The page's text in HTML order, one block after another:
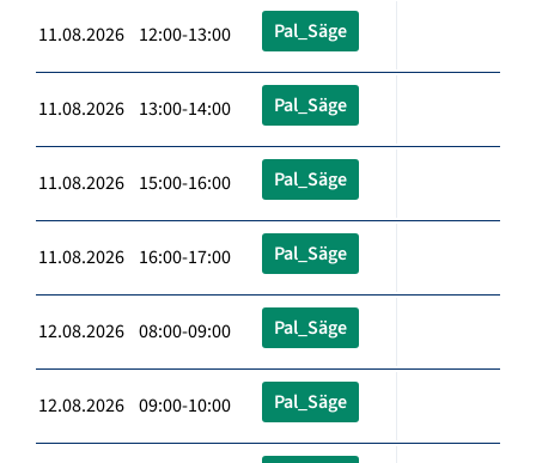
11.08.2026 12:00-13:00 Pal_Säge
11.08.2026 13:00-14:00 Pal_Säge
11.08.2026 15:00-16:00 Pal_Säge
11.08.2026 16:00-17:00 Pal_Säge
12.08.2026 08:00-09:00 Pal_Säge
12.08.2026 09:00-10:00 Pal_Säge